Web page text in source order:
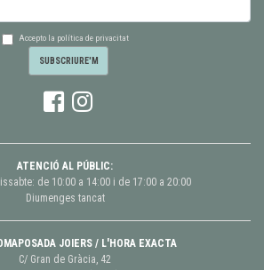
Accepto la política de privacitat
ATENCIÓ AL PÚBLIC:
de 10:00 a 14:00 i de 17:00 a 20:00
Diumenges tancat
JOIERS / L'HORA EXACTA
C/ Gran de Gràcia, 42